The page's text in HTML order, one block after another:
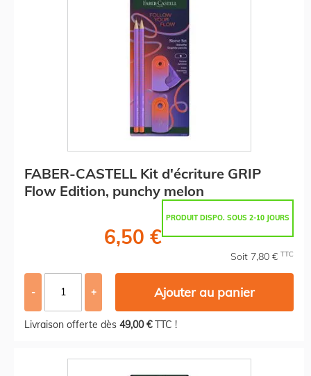
FABER-CASTELL Kit d'écriture GRIP
Flow Edition, punchy melon
PRODUIT DISPO. SOUS 2-10 JOURS
6,50 €
Soit 7,80 € TTC
- + Ajouter au panier
Livraison offerte dès 49,00 €TTC !